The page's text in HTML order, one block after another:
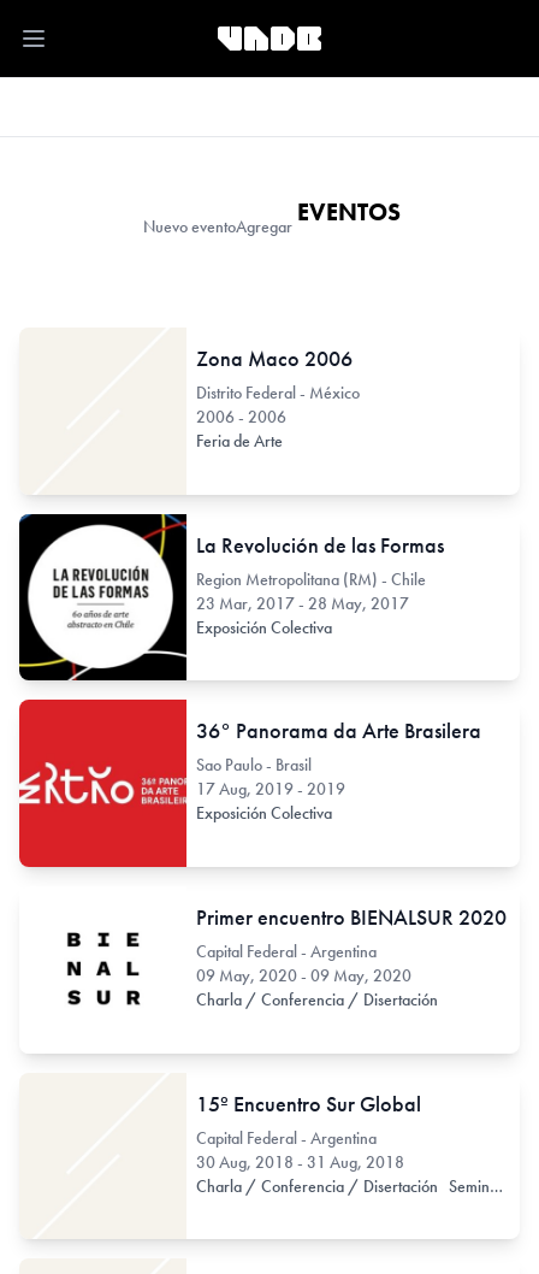
Open main menu
Nuevo eventoAgregar EVENTOS
Zona Maco 2006
Distrito Federal - México
2006 - 2006
Feria de Arte
La Revolución de las Formas
Region Metropolitana (RM) - Chile
23 Mar, 2017 - 28 May, 2017
Exposición Colectiva
36° Panorama da Arte Brasilera
Sao Paulo - Brasil
17 Aug, 2019 - 2019
Exposición Colectiva
Primer encuentro BIENALSUR 2020
Capital Federal - Argentina
09 May, 2020 - 09 May, 2020
Charla / Conferencia / Disertación
15º Encuentro Sur Global
Capital Federal - Argentina
30 Aug, 2018 - 31 Aug, 2018
Charla / Conferencia / Disertación Seminario